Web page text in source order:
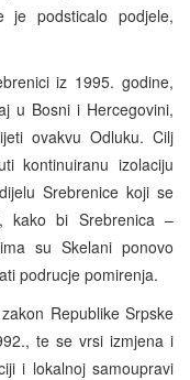
je podsticalo podjele,
iz 1995. godine,
u Bosni i Hercegovini,
ovakvu Odluku. Cilj
kontinuiranu izolaciju
Srebrenice koji se
kako bi Srebrenica –
su Skelani ponovo
podrucje pomirenja.
Republike Srpske
te se vrsi izmjena i
i lokalnoj samoupravi